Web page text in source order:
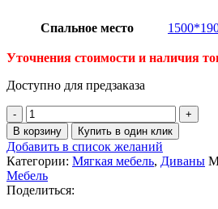
Спальное место
Уточнения стоимости и наличия
Доступно для предзаказа
Количество
товара
Диван
Престиж
В корзину Купить в один клик
Добавить в список желаний
Категории: Мягкая мебель, Диваны
Мебель
Поделиться: